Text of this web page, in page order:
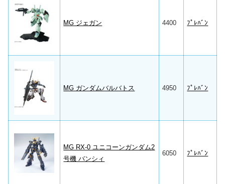
MG ジェガン 4400 ﾌﾟﾚﾊﾞﾝ
MG ガンダムバルバトス 4950 ﾌﾟﾚﾊﾞﾝ
MG RX-0 ユニコーンガンダム2
号機 バンシィ
6050 ﾌﾟﾚﾊﾞﾝ